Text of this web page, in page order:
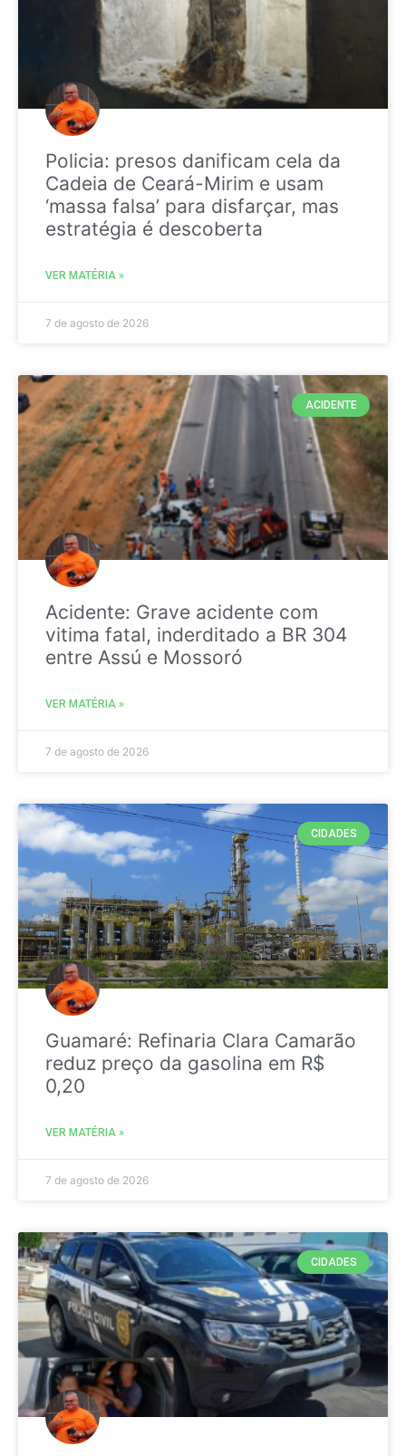
Policia: presos danificam cela da
Cadeia de Ceará-Mirim e usam
‘massa falsa’ para disfarçar, mas
estratégia é descoberta
VER MATÉRIA »
7 de agosto de 2026
ACIDENTE
Acidente: Grave acidente com
vitima fatal, inderditado a BR 304
entre Assú e Mossoró
VER MATÉRIA »
7 de agosto de 2026
CIDADES
Guamaré: Refinaria Clara Camarão
reduz preço da gasolina em R$
0,20
VER MATÉRIA »
7 de agosto de 2026
CIDADES